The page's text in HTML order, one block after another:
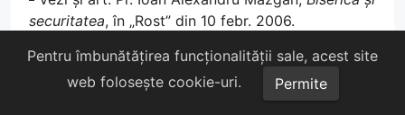
securitatea, în „Rost” din 10 febr. 2006.
2Vezi George Enache,Ortodoxie și putere politică
în România, București, Editura Nemira, 2005.
Pentru îmbunătățirea funcționalității sale, acest site
web folosește cookie-uri.
Permite